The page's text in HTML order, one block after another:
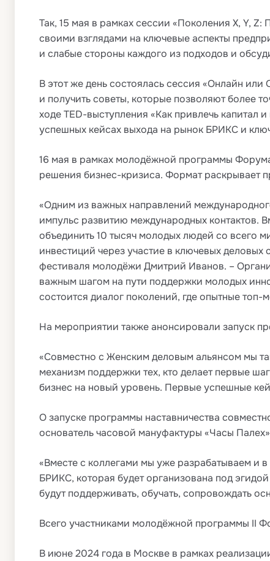
Так, 15 мая в рамках сессии «Поколения X, Y,
своими взглядами на ключевые аспекты
и слабые стороны каждого из подходов и
В этот же день состоялась сессия «Онлайн
и получить советы, которые позволяют более
ходе TED-выступления «Как привлечь капитал
успешных кейсах выхода на рынок БРИКС и
16 мая в рамках молодёжной программы
решения бизнес-кризиса. Формат раскрывает
«Одним из важных направлений
импульс развитию международных контактов.
объединить 10 тысяч молодых людей со всего
инвестиций через участие в ключевых
фестиваля молодёжи Дмитрий Иванов. –
важным шагом на пути поддержки молодых
состоится диалог поколений, где опытные
На мероприятии также анонсировали запуск
«Совместно с Женским деловым альянсом мы
механизм поддержки тех, кто делает первые
бизнес на новый уровень. Первые успешные
О запуске программы наставничества
основатель часовой мануфактуры «Часы
«Вместе с коллегами мы уже разрабатываем и
БРИКС, которая будет организована под
будут поддерживать, обучать, сопровождать
Всего участниками молодёжной программы II
В июне 2024 года в Москве в рамках